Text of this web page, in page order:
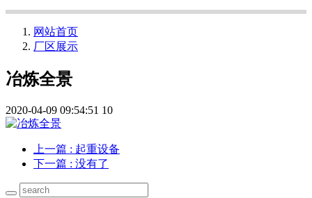
网站首页
厂区展示
冶炼全景
2020-04-09 09:54:51 10
上一篇 : 起重设备
下一篇 : 没有了